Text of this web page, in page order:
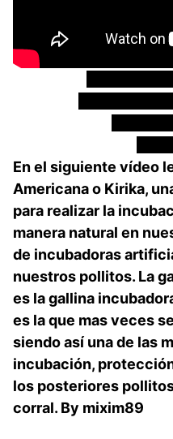
En el siguiente vídeo
Americana o Kirika,
para realizar la
manera natural en
de incubadoras
nuestros pollitos. La
es la gallina
es la que mas veces
siendo así una de las
incubación,
los posteriores
corral. By mixim89